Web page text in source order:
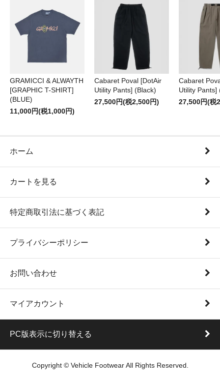
GRAMICCI & ALWAYTH
[GRAPHIC T-SHIRT]
(BLUE)
11,000円(税1,000円)
Cabaret Poval [DotAir
Utility Pants] (Black)
27,500円(税2,500円)
Cabaret
Utility Pants]
27,500円(税
ホーム
カートを見る
特定商取引法に基づく表記
プライバシーポリシー
お問い合わせ
マイアカウント
PC版表示に切り替える
Copyright © Vehicle Footwear All Rights Reserved.